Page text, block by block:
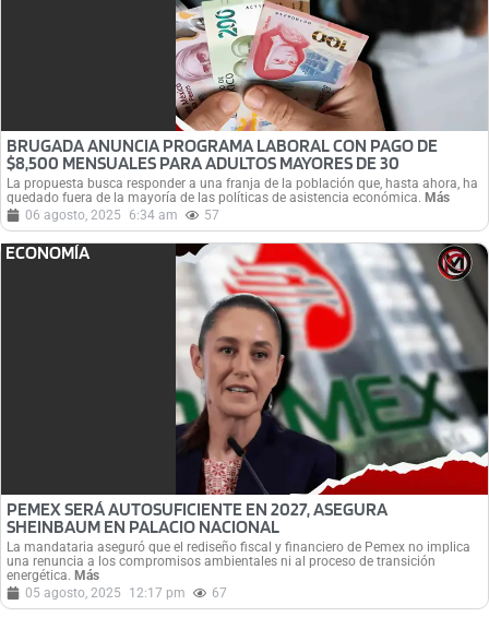
BRUGADA ANUNCIA PROGRAMA LABORAL CON PAGO DE
$8,500 MENSUALES PARA ADULTOS MAYORES DE 30
La propuesta busca responder a una franja de la población que, hasta ahora, ha
quedado fuera de la mayoría de las políticas de asistencia económica. Más
06 agosto, 2025
6:34 am 57
ECONOMÍA
PEMEX SERÁ AUTOSUFICIENTE EN 2027, ASEGURA
SHEINBAUM EN PALACIO NACIONAL
La mandataria aseguró que el rediseño fiscal y financiero de Pemex no implica
una renuncia a los compromisos ambientales ni al proceso de transición
energética. Más
05 agosto, 2025
12:17 pm 67